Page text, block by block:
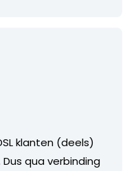
klanten (deels)
qua verbinding